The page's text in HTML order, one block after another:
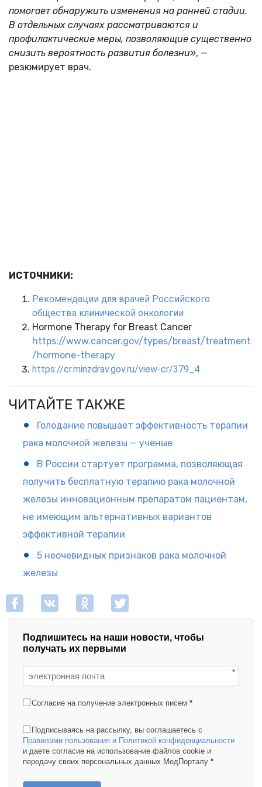
помогает обнаружить изменения на ранней стадии.
В отдельных случаях рассматриваются и
профилактические меры, позволяющие существенно
снизить вероятность развития болезни», —
резюмирует врач.
ИСТОЧНИКИ:
Рекомендации для врачей Российского
общества клинической онкологии
Hormone Therapy for Breast Cancer
https://www.cancer.gov/types/breast/treatment
/hormone-therapy
https://cr.minzdrav.gov.ru/view-cr/379_4
ЧИТАЙТЕ ТАКЖЕ
Голодание повышает эффективность терапии
рака молочной железы — ученые
В России стартует программа, позволяющая
получить бесплатную терапию рака молочной
железы инновационным препаратом пациентам,
не имеющим альтернативных вариантов
эффективной терапии
5 неочевидных признаков рака молочной
железы
Подпишитесь на наши новости, чтобы
получать их первыми
*
Согласие на получение электронных писем *
Подписываясь на рассылку, вы соглашаетесь с
Правилами пользования и Политикой конфиденциальности
и даете согласие на использование файлов cookie и
передачу своих персональных данных МедПорталу *